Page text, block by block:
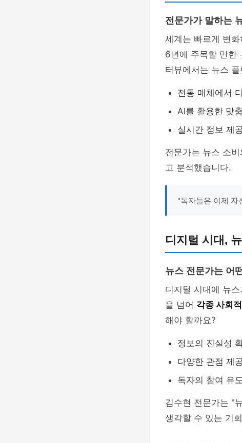
전문가가 말하는
세계는 빠르게 변
6년에 주목할 만한
터뷰에서는 뉴스
전통 매체에서
AI를 활용한 맞
실시간 정보 제
전문가는 뉴스 소
고 분석했습니다.
"독자들은 이제 자
디지털 시대,
뉴스 전문가는 어
디지털 시대에 뉴
을 넘어 각종 사회
해야 할까요?
정보의 진실성
다양한 관점 제
독자의 참여 유
김수현 전문가는 "
생각할 수 있는 기